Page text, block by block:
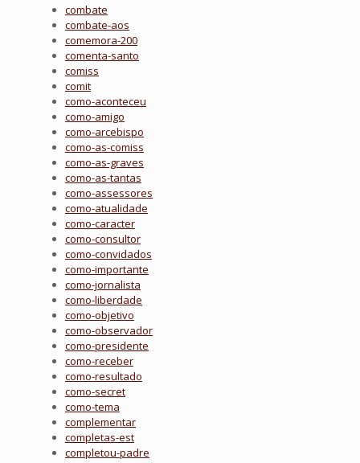
combate
combate-aos
comemora-200
comenta-santo
comiss
comit
como-aconteceu
como-amigo
como-arcebispo
como-as-comiss
como-as-graves
como-as-tantas
como-assessores
como-atualidade
como-caracter
como-consultor
como-convidados
como-importante
como-jornalista
como-liberdade
como-objetivo
como-observador
como-presidente
como-receber
como-resultado
como-secret
como-tema
complementar
completas-est
completou-padre